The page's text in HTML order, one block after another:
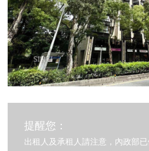
提醒您：
出租人及承租人請注意，內政部